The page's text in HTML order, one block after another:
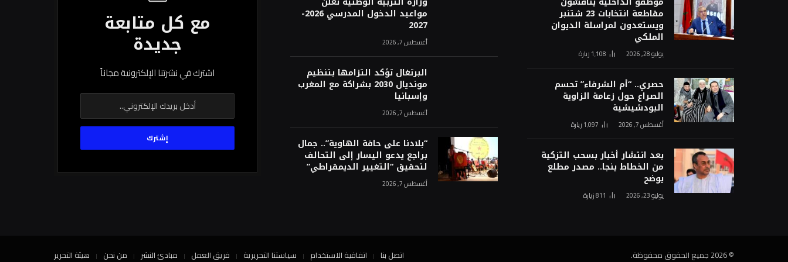
مقاطعة انتخابات 23 شتنبر
ويستعدون لمراسلة الديوان
الملكي
يوليو 28, 2026 1٬108 زيارة
حصري.. “أم الشرفاء” تحسم
الصراع حول زعامة الزاوية
البودشيشية
أغسطس 7, 2026 1٬097 زيارة
بعد انتشار أخبار بسحب التزكية
من الخطاط ينجا.. مصدر مطلع
يوضح
يوليو 23, 2026 811زيارة
مواعيد الدخول المدرسي 2026-
2027
أغسطس 7, 2026
البرتغال تؤكد التزامها بتنظيم
مونديال 2030 بشراكة مع المغرب
وإسبانيا
أغسطس 7, 2026
“بلادنا على حافة الهاوية”.. جمال
براجع يدعو اليسار إلى التحالف
لتحقيق “التغيير الديمقراطي”
أغسطس 7, 2026
مع كل متابعة
جديدة
اشترك في نشرتنا الإلكترونية مجاناً
© 2026 جميع الحقوق محفوظة. اتصل بنا اتفاقية الاستخدام سياستنا التحريرية فريق العمل مبادئ النشر من نحن هيئة التحرير